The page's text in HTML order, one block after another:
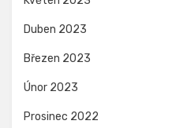
Duben 2023
Březen 2023
Únor 2023
Prosinec 2022